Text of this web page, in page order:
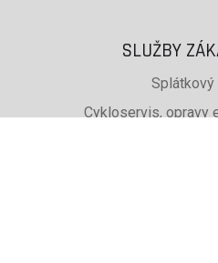
SLUŽBY
Splátkový
Cykloservis, opravy